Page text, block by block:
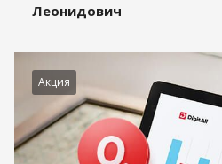
Леонидович
Акция